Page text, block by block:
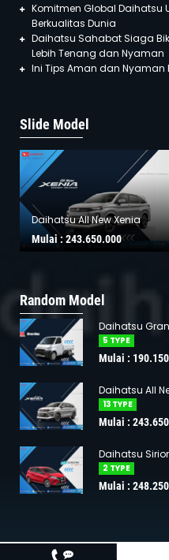
0817323311
Komitmen Global Daihatsu
Berkualitas Dunia
Daihatsu Sahabat Siaga
Lebih Tenang dan Nyaman
Ini Tips Aman dan Nyaman
Slide Model
Daihatsu All New Xenia
Mulai :243.650.000
Random Model
Daihatsu Gran
5 TYPE
Mulai :
Daihatsu All
13 TYPE
Mulai :
Daihatsu
2 TYPE
Mulai :